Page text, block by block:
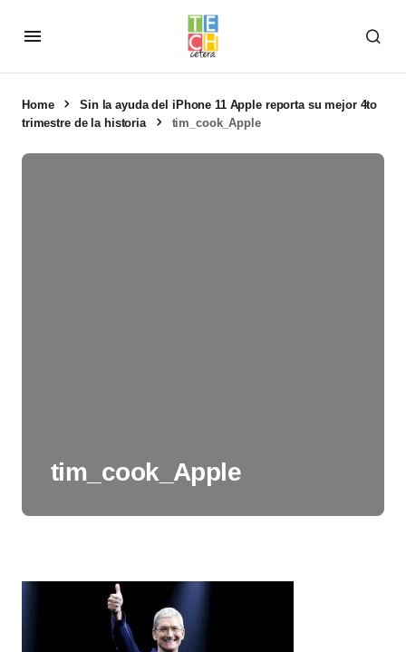
Home
Sin la ayuda del iPhone 11 Apple reporta su mejor 4to
trimestre de la historia
tim_cook_Apple
tim_cook_Apple